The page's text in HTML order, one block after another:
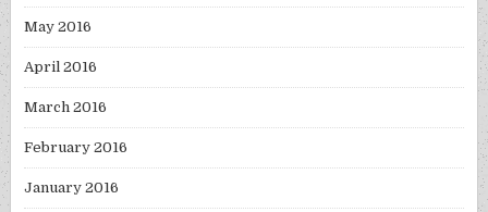
May 2016
April 2016
March 2016
February 2016
January 2016